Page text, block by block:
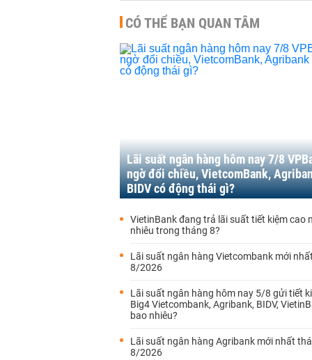
CÓ THỂ BẠN QUAN TÂM
Lãi suất ngân hàng hôm nay 7/8
ngờ đổi chiều, VietcomBank,
BIDV có động thái gì?
VietinBank đang trả lãi suất tiết kiệm cao
nhiêu trong tháng 8?
Lãi suất ngân hàng Vietcombank mới
8/2026
Lãi suất ngân hàng hôm nay 5/8 gửi tiết
Big4 Vietcombank, Agribank, BIDV,
bao nhiêu?
Lãi suất ngân hàng Agribank mới nhất
8/2026